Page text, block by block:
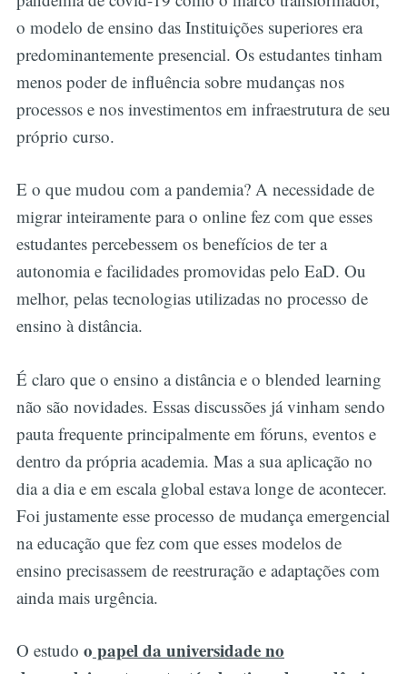
o modelo de ensino das Instituições superiores era
predominantemente presencial. Os estudantes tinham
menos poder de influência sobre mudanças nos
processos e nos investimentos em infraestrutura de seu
próprio curso.
E o que mudou com a pandemia? A necessidade de
migrar inteiramente para o online fez com que esses
estudantes percebessem os benefícios de ter a
autonomia e facilidades promovidas pelo EaD. Ou
melhor, pelas tecnologias utilizadas no processo de
ensino à distância.
É claro que o ensino a distância e o blended learning
não são novidades. Essas discussões já vinham sendo
pauta frequente principalmente em fóruns, eventos e
dentro da própria academia. Mas a sua aplicação no
dia a dia e em escala global estava longe de acontecer.
Foi justamente esse processo de mudança emergencial
na educação que fez com que esses modelos de
ensino precisassem de reestruração e adaptações com
ainda mais urgência.
O estudo o papel da universidade no